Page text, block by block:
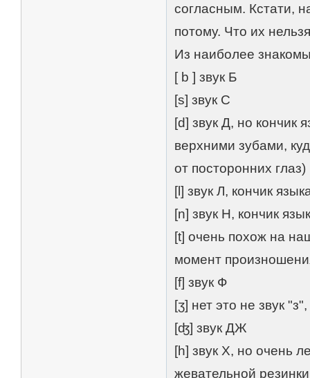
согласным. Кстати,
потому. Что их
Из наиболее
[ b ] звук Б
[s] звук С
[d] звук Д, но кончик
верхними зубами,
от посторонних глаз)
[l] звук Л, кончик
[n] звук Н, кончик
[t] очень похож на
момент
[f] звук Ф
[ʒ] нет это не звук
[ʤ] звук ДЖ
[h] звук Х, но очень
жевательной резинки